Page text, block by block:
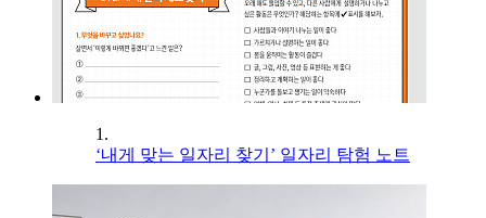
1.
‘내게 맞는 일자리 찾기’ 일자리 탐험 노트